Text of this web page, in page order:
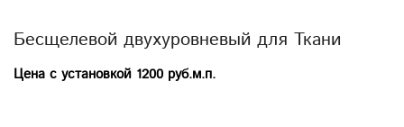
Бесщелевой двухуровневый для Ткани
Цена с установкой 1200 руб.м.п.